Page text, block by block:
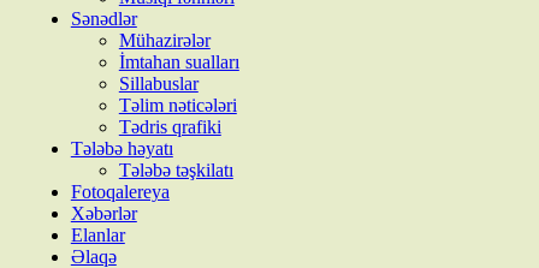
Sənədlər
Mühazirələr
İmtahan sualları
Sillabuslar
Təlim nəticələri
Tədris qrafiki
Tələbə həyatı
Tələbə təşkilatı
Fotoqalereya
Xəbərlər
Elanlar
Əlaqə